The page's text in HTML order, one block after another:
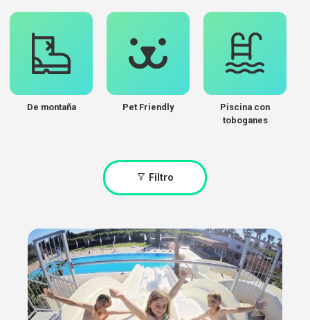
De montaña Pet Friendly
Piscina con
toboganes
Filtro